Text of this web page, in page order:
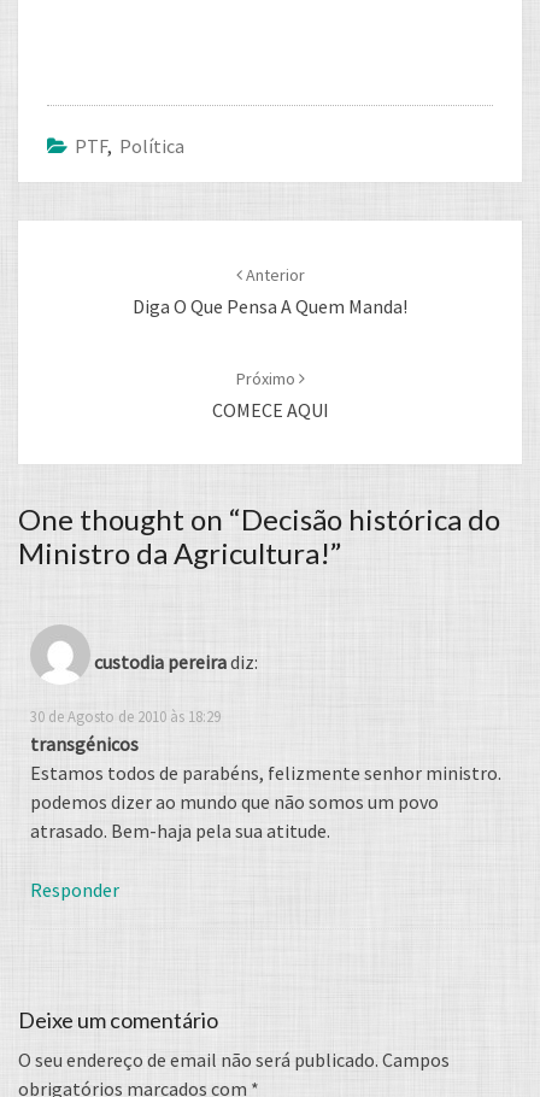
PTF, Política
Anterior
Diga O Que Pensa A Quem Manda!
Próximo
COMECE AQUI
One thought on “Decisão histórica do
Ministro da Agricultura!”
custodia pereiradiz:
30 de Agosto de 2010 às 18:29
transgénicos
Estamos todos de parabéns, felizmente senhor ministro.
podemos dizer ao mundo que não somos um povo
atrasado. Bem-haja pela sua atitude.
Responder
Deixe um comentário
O seu endereço de email não será publicado. Campos
obrigatórios marcados com *